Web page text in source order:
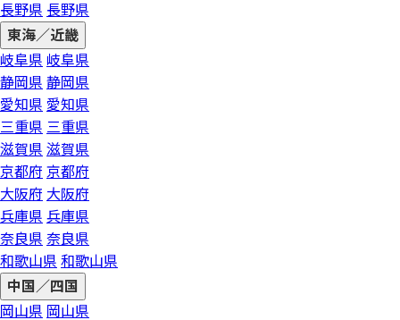
長野県 長野県
東海／近畿
岐阜県 岐阜県
静岡県 静岡県
愛知県 愛知県
三重県 三重県
滋賀県 滋賀県
京都府 京都府
大阪府 大阪府
兵庫県 兵庫県
奈良県 奈良県
和歌山県 和歌山県
中国／四国
岡山県 岡山県